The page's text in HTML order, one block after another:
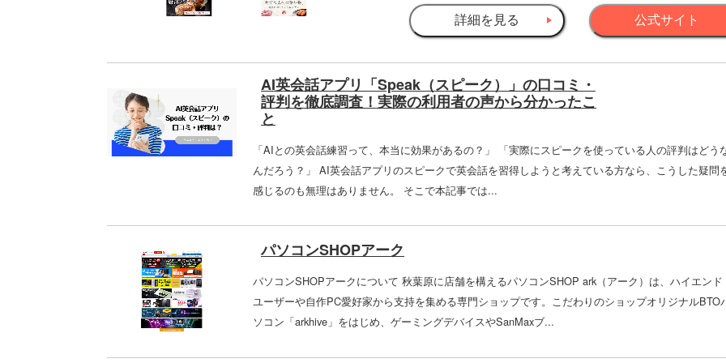
詳細を見る 公式サイト
AI英会話アプリ「Speak（スピーク）」の口コミ・
評判を徹底調査！実際の利用者の声から分かったこ
と
「AIとの英会話練習って、本当に効果があるの？」 「実際にスピークを使っている人の評判はどう
んだろう？」 AI英会話アプリのスピークで英会話を習得しようと考えている方なら、こうした疑問
感じるのも無理はありません。 そこで本記事では...
パソコンSHOPアーク
パソコンSHOPアークについて 秋葉原に店舗を構えるパソコンSHOP ark（アーク）は、ハイエンド
ユーザーや自作PC愛好家から支持を集める専門ショップです。こだわりのショップオリジナルBTO
ソコン「arkhive」をはじめ、ゲーミングデバイスやSanMaxブ...